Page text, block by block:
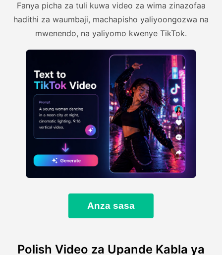
Fanya picha za tuli kuwa video za wima zinazofaa
hadithi za waumbaji, machapisho yaliyoongozwa na
mwenendo, na yaliyomo kwenye TikTok.
Anza sasa
Polish Video za Upande Kabla ya